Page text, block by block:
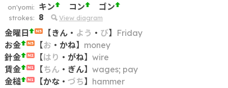
on'yomi: キン コン ゴン
strokes: 8 View diagram
金曜日 N5 【きん・ よう ・ び】
Friday
お金
N5 【お ・ かね】 money
針金
N2 【はり ・ がね】 wire
賃金
N1 【ちん ・ ぎん】 wages; pay
金槌
N1 【かな・ づち】 hammer